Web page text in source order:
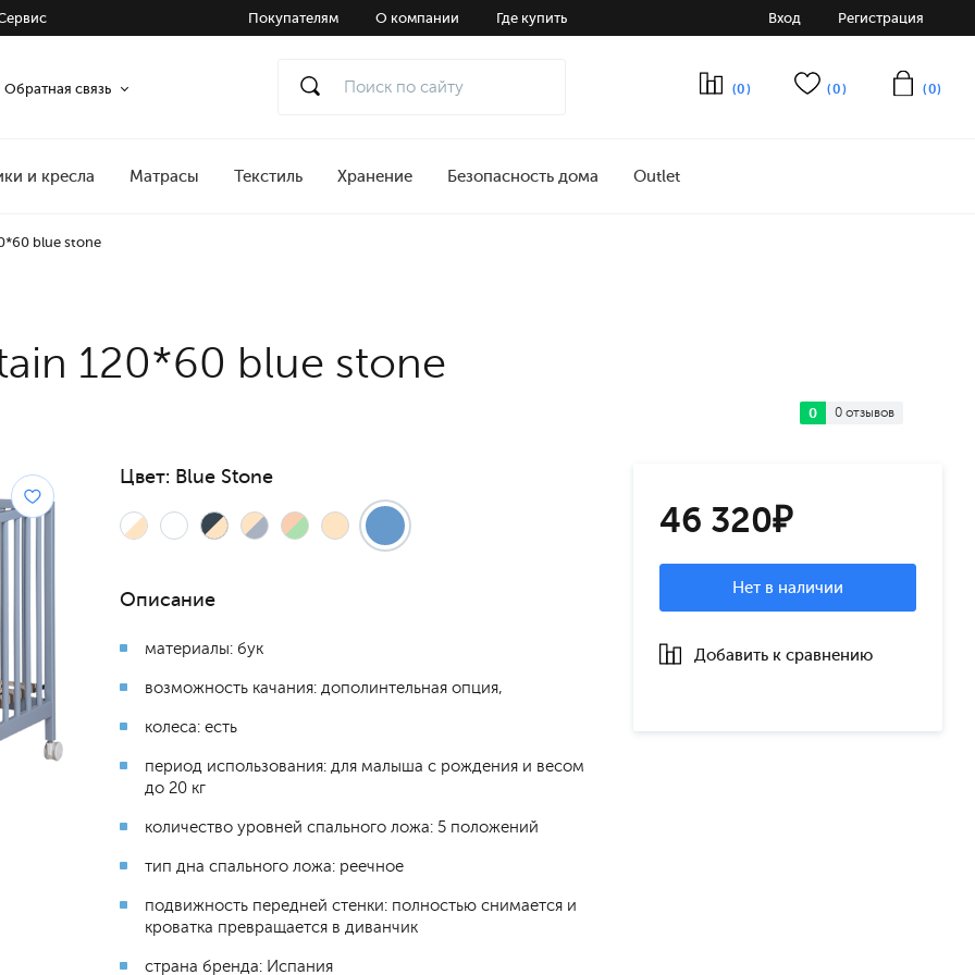
Покупателям О компании Где купить Вход Регистрация
Обратная связь (0) (0) (0)
и кресла Матрасы Текстиль Хранение Безопасность дома Outlet
blue stone
0 0 отзывов
120*60 blue stone
46 320₽
Нет в наличии
Добавить к сравнению
Цвет: Blue Stone
Описание
материалы: бук
возможность качания: дополинтельная опция,
колеса: есть
период использования: для малыша с рождения и весом
до 20 кг
количество уровней спального ложа: 5 положений
тип дна спального ложа: реечное
подвижность передней стенки: полностью снимается и
кроватка превращается в диванчик
страна бренда: Испания